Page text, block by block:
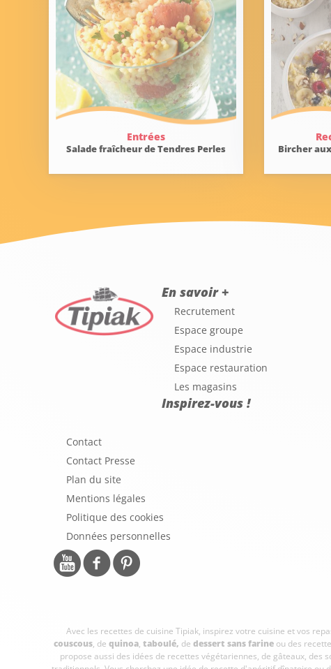
Entrées
Salade fraîcheur de Tendres Perles
Bircher
En savoir +
Recrutement
Espace groupe
Espace industrie
Espace restauration
Les magasins
Inspirez-vous !
Contact
Contact Presse
Plan du site
Mentions légales
Politique des cookies
Données personnelles
Avec les recettes de cuisine Tipiak, inspirez votre cuisine et vos
couscous, de quinoa, taboulé, de dessert sans farine ou des
propose aussi des idées de recettes végétariennes, de gâteaux, des